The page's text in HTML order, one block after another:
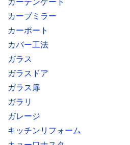
カーテンゲート
カーブミラー
カーポート
カバー工法
ガラス
ガラスドア
ガラス扉
ガラリ
ガレージ
キッチンリフォーム